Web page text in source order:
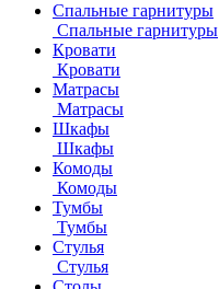
Спальные гарнитуры
Спальные гарнитуры
Кровати
Кровати
Матрасы
Матрасы
Шкафы
Шкафы
Комоды
Комоды
Тумбы
Тумбы
Стулья
Стулья